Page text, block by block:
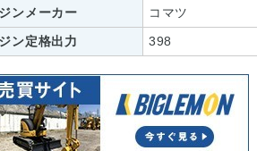
ンメーカー
コマツ
ン定格出力
398